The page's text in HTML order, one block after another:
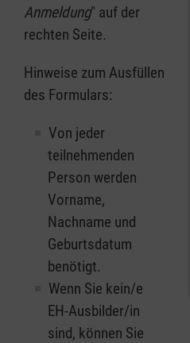
Anmeldung" auf der
rechten Seite.
Hinweise zum Ausfüllen
des Formulars:
Von jeder
teilnehmenden
Person werden
Vorname,
Nachname und
Geburtsdatum
benötigt.
Wenn Sie kein/e
EH-Ausbilder/in
sind, können Sie